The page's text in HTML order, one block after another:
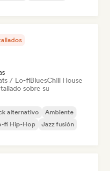
/ Lo-fiBluesChill House
sobre su
alternativo
Ambiente
fi Hip-Hop
Jazz fusión